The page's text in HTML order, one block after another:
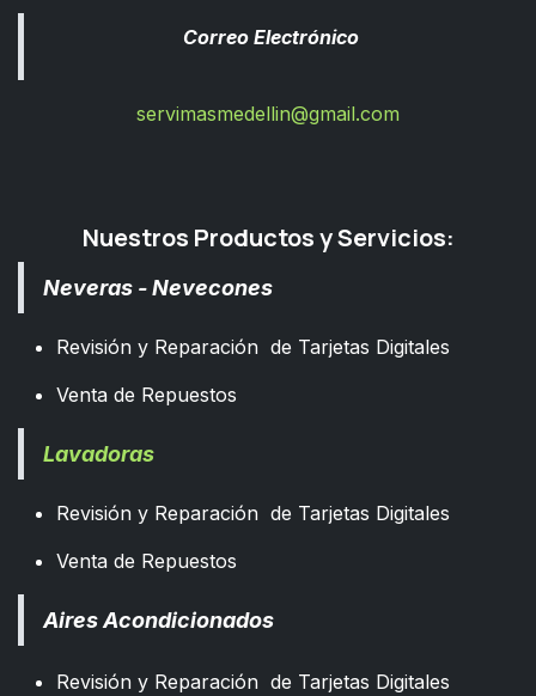
Correo Electrónico
servimasmedellin@gmail.com
Nuestros Productos y Servicios:
Neveras - Nevecones
Revisión y Reparación de Tarjetas Digitales
Venta de Repuestos
Lavadoras
Revisión y Reparación de Tarjetas Digitales
Venta de Repuestos
Aires Acondicionados
Revisión y Reparación de Tarjetas Digitales